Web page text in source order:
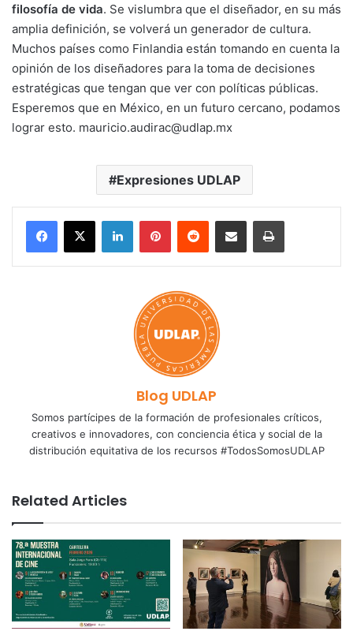
filosofía de vida. Se vislumbra que el diseñador, en su más
amplia definición, se volverá un generador de cultura.
Muchos países como Finlandia están tomando en cuenta la
opinión de los diseñadores para la toma de decisiones
estratégicas que tengan que ver con políticas públicas.
Esperemos que en México, en un futuro cercano, podamos
lograr esto. mauricio.audirac@udlap.mx
Expresiones UDLAP
LinkedInPinterestReddit Share via Email Print
Blog UDLAP
Somos partícipes de la formación de profesionales críticos,
creativos e innovadores, con conciencia ética y social de la
distribución equitativa de los recursos #TodosSomosUDLAP
Related Articles